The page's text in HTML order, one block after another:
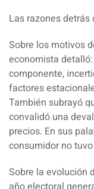
Las razones
Sobre los motivos
economista
componente,
factores
También subrayó
convalidó una
precios. En sus
consumidor no
Sobre la evolución